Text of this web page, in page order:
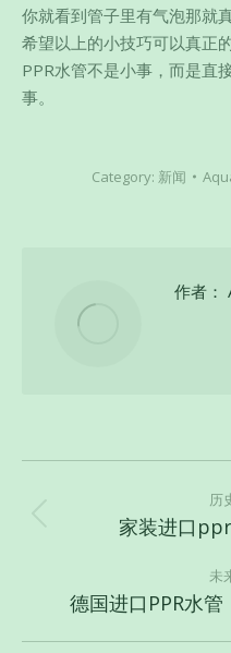
你就看到管子里有气泡那就
希望以上的小技巧可以真正
PPR水管不是小事，而是直
事。
Category: 新闻
作者：
历
家装进口
未
德国进口PPR水